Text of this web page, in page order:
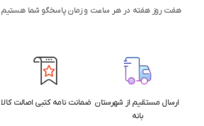
هفت روز هفته در هر ساعت و زمان پاسخگو شما هستیم
ارسال مستقیم از شهرستان
بانه
ضمانت نامه کتبی اصالت کالا